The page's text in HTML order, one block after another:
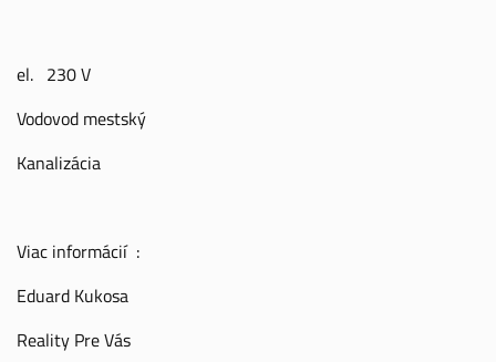
el. 230 V
Vodovod mestský
Kanalizácia
Viac informácií :
Eduard Kukosa
Reality Pre Vás